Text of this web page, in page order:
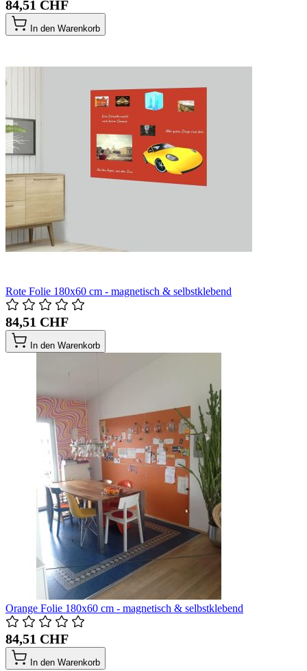
84,51 CHF
In den Warenkorb
Rote Folie 180x60 cm - magnetisch & selbstklebend
84,51 CHF
In den Warenkorb
Orange Folie 180x60 cm - magnetisch & selbstklebend
84,51 CHF
In den Warenkorb